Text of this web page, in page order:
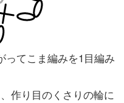
ってこま編みを1目編み
作り目のくさりの輪に